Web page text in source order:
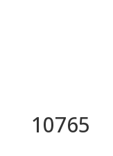
10765